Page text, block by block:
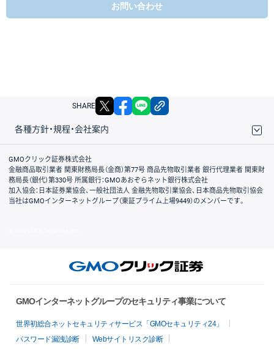
お問い合わせ
SHARE X facebook
各種方針・規程・会社案内
取引規程・約款
サイトマップ
その他のご案内
個人情報保護方針
最良執行方針
サイトのご利用について
ディスクレイマー
信託保全
リスク説明
会社案内
GMOクリック証券株式会社
金融商品取引業者 関東財務局長（金商）第77号 商品先物取引業者 銀行代理業者 関東財
務局長（銀代）第330号 所属銀行：GMOあおぞらネット銀行株式会社
加入協会：日本証券業協会、一般社団法人 金融先物取引業協会、日本商品先物取引協会
当社はGMOインターネットグループ（東証プライム上場9449）のメンバーです。
GMOインターネットグループのセキュリティ事業について
世界初総合ネットセキュリティサービス「GMOセキュリティ24」
パスワード漏洩診断
Webサイトリスク診断